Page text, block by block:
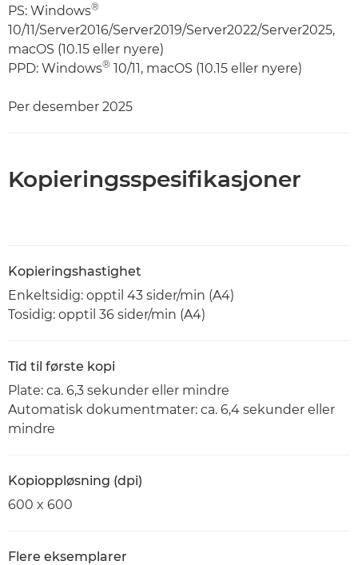
PS: Windows®
10/11/Server2016/Server2019/Server2022/Server2025,
macOS (10.15 eller nyere)
PPD: Windows® 10/11, macOS (10.15 eller nyere)
Per desember 2025
Kopieringsspesifikasjoner
Kopieringshastighet
Enkeltsidig: opptil 43 sider/min (A4)
Tosidig: opptil 36 sider/min (A4)
Tid til første kopi
Plate: ca. 6,3 sekunder eller mindre
Automatisk dokumentmater: ca. 6,4 sekunder eller
mindre
Kopioppløsning (dpi)
600 x 600
Flere eksemplarer